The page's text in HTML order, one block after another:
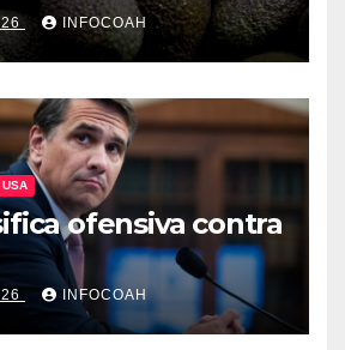
de aguacate
INFOCOAH
USA
ofensiva contra
INFOCOAH